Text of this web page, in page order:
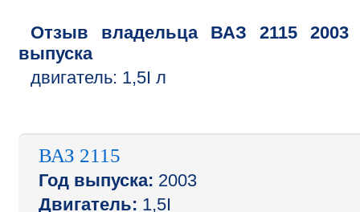
Отзыв владельца ВАЗ 2115
2003
выпуска
двигатель: 1,5I л
ВАЗ 2115
Год выпуска: 2003
Двигатель: 1,5I